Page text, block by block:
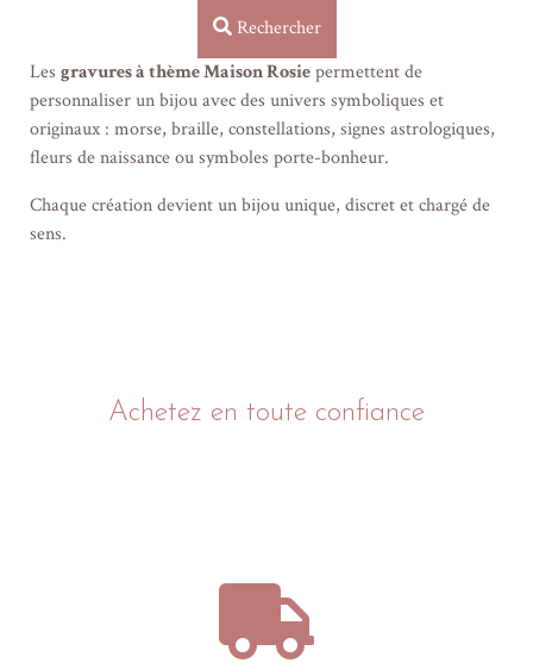
Vous y trouverez des créations autour de :
messages secrets en morse ou braille
constellations
fleurs de naissance
fêtes et anniversaires
Des bijoux à graver autrement, entre symboles, messages et
Rechercher
Les gravures à thème Maison Rosiepermettent de
personnaliser un bijou avec des univers symboliques et
originaux : morse, braille, constellations, signes astrologiques,
fleurs de naissance ou symboles porte-bonheur.
Chaque création devient un bijou unique, discret et chargé de
sens.
Achetez en toute confiance